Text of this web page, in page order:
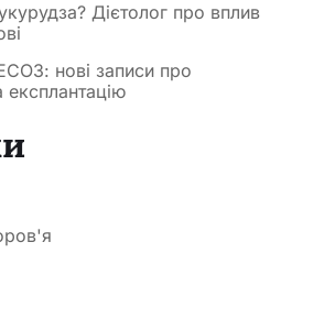
Дієтолог про вплив
нові записи про
експлантацію